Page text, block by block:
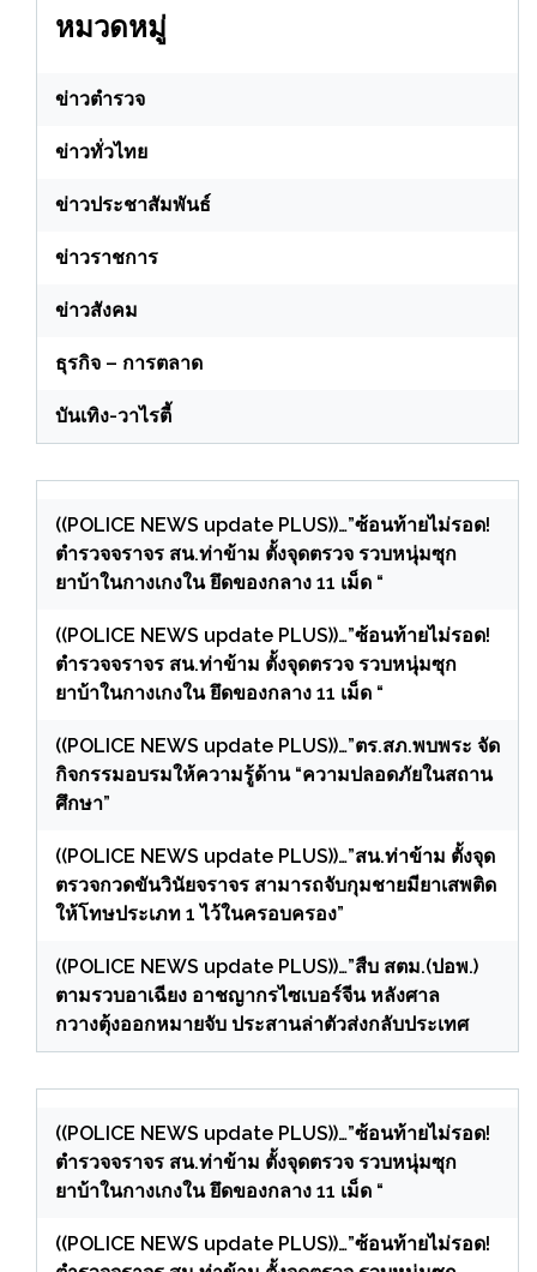
หมวดหมู่
ข่าวตำรวจ
ข่าวทั่วไทย
ข่าวประชาสัมพันธ์
ข่าวราชการ
ข่าวสังคม
ธุรกิจ – การตลาด
บันเทิง-วาไรตี้
((POLICE NEWS update PLUS))…”ซ้อนท้ายไม่รอด!
ตำรวจจราจร สน.ท่าข้าม ตั้งจุดตรวจ รวบหนุ่มซุก
ยาบ้าในกางเกงใน ยึดของกลาง 11 เม็ด “
((POLICE NEWS update PLUS))…”ซ้อนท้ายไม่รอด!
ตำรวจจราจร สน.ท่าข้าม ตั้งจุดตรวจ รวบหนุ่มซุก
ยาบ้าในกางเกงใน ยึดของกลาง 11 เม็ด “
((POLICE NEWS update PLUS))…”ตร.สภ.พบพระ จัด
กิจกรรมอบรมให้ความรู้ด้าน “ความปลอดภัยในสถาน
ศึกษา”
((POLICE NEWS update PLUS))…”สน.ท่าข้าม ตั้งจุด
ตรวจกวดขันวินัยจราจร สามารถจับกุมชายมียาเสพติด
ให้โทษประเภท 1 ไว้ในครอบครอง”
((POLICE NEWS update PLUS))…”สืบ สตม.(ปอพ.)
ตามรวบอาเฉียง อาชญากรไซเบอร์จีน หลังศาล
กวางตุ้งออกหมายจับ ประสานล่าตัวส่งกลับประเทศ
((POLICE NEWS update PLUS))…”ซ้อนท้ายไม่รอด!
ตำรวจจราจร สน.ท่าข้าม ตั้งจุดตรวจ รวบหนุ่มซุก
ยาบ้าในกางเกงใน ยึดของกลาง 11 เม็ด “
((POLICE NEWS update PLUS))…”ซ้อนท้ายไม่รอด!